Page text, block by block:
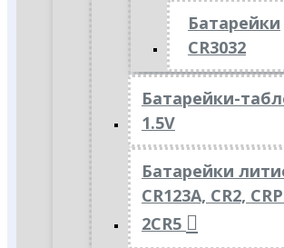
Батарейки
CR3032
Батарейки-
1.5V
Батарейки
CR123A, CR2,
2CR5